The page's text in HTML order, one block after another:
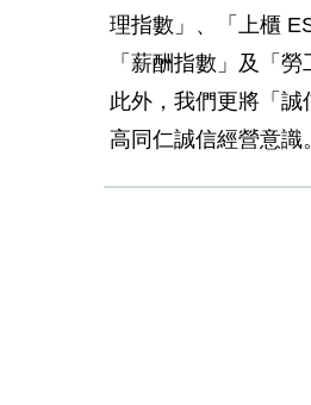
理指數」、「上櫃
「薪酬指數」及「
此外，我們更將「
高同仁誠信經營意識。